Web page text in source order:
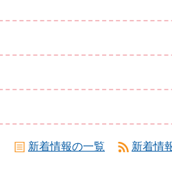
新着情報の一覧 新着情